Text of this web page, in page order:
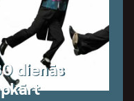
dienās